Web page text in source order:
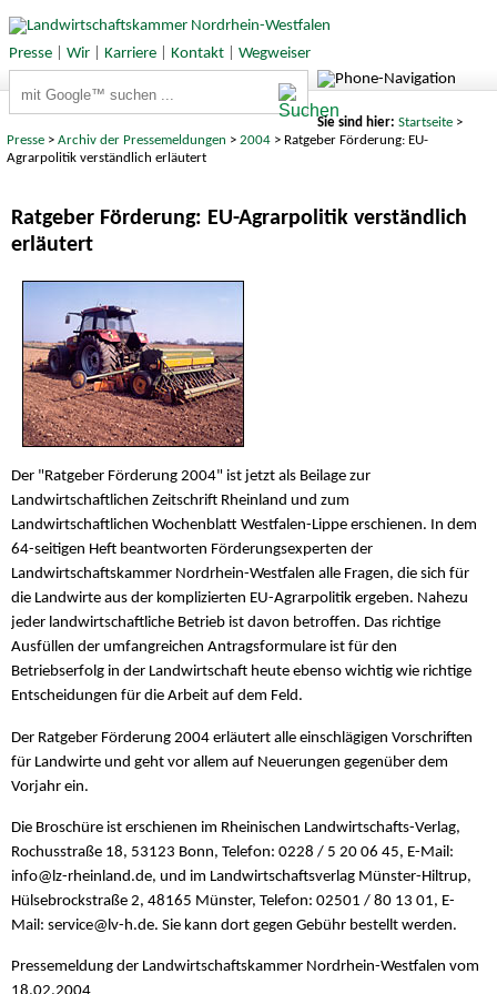
Presse| Wir| Karriere| Kontakt| Wegweiser
Sie sind hier: Startseite>
Presse >Archiv der Pressemeldungen > 2004 > Ratgeber Förderung: EU-
Agrarpolitik verständlich erläutert
Ratgeber Förderung: EU-Agrarpolitik verständlich
erläutert
Der "Ratgeber Förderung 2004" ist jetzt als Beilage zur
Landwirtschaftlichen Zeitschrift Rheinland und zum
Landwirtschaftlichen Wochenblatt Westfalen-Lippe erschienen. In dem
64-seitigen Heft beantworten Förderungsexperten der
Landwirtschaftskammer Nordrhein-Westfalen alle Fragen, die sich für
die Landwirte aus der komplizierten EU-Agrarpolitik ergeben. Nahezu
jeder landwirtschaftliche Betrieb ist davon betroffen. Das richtige
Ausfüllen der umfangreichen Antragsformulare ist für den
Betriebserfolg in der Landwirtschaft heute ebenso wichtig wie richtige
Entscheidungen für die Arbeit auf dem Feld.
Der Ratgeber Förderung 2004 erläutert alle einschlägigen Vorschriften
für Landwirte und geht vor allem auf Neuerungen gegenüber dem
Vorjahr ein.
Die Broschüre ist erschienen im Rheinischen Landwirtschafts-Verlag,
Rochusstraße 18, 53123 Bonn, Telefon: 0228 / 5 20 06 45, E-Mail:
info@lz-rheinland.de, und im Landwirtschaftsverlag Münster-Hiltrup,
Hülsebrockstraße 2, 48165 Münster, Telefon: 02501 / 80 13 01, E-
Mail: service@lv-h.de. Sie kann dort gegen Gebühr bestellt werden.
Pressemeldung der Landwirtschaftskammer Nordrhein-Westfalen vom